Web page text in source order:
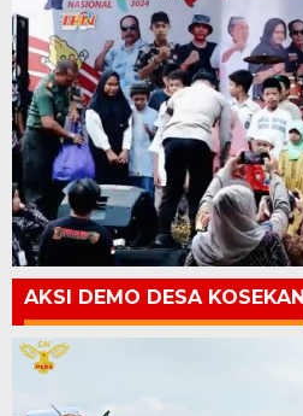
AKSI DEMO DESA KOSEKAN